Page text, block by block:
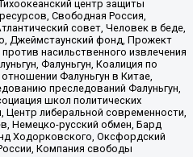
центр защиты
Свободная Россия,
совет, Человек в беде,
Джеймстаунский фонд, Прожект
насильственного извлечения
Фалуньгун, Коалиция по
Фалуньгун в Китае,
преследований Фалуньгун,
школ политических
либеральной современности,
Немецко-русский обмен, Бард
Ходорковского, Оксфордский
Компания свободы